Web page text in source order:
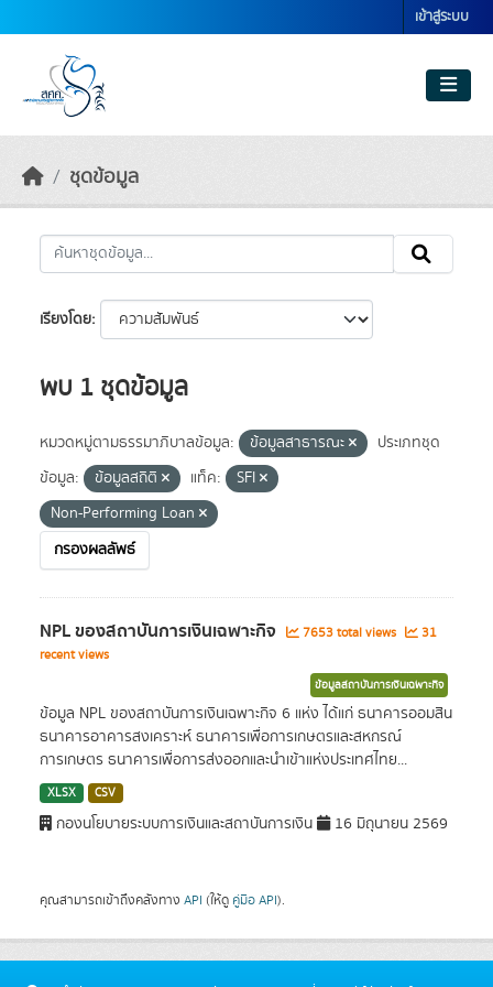
เข้าสู่ระบบ
ชุดข้อมูล
เรียงโดย
พบ 1 ชุดข้อมูล
หมวดหมู่ตามธรรมาภิบาลข้อมูล: ข้อมูลสาธารณะ
ประเภทชุด
ข้อมูล:
ข้อมูลสถิติ แท็ค:
SFI
Non-Performing Loan
กรองผลลัพธ์
NPL ของสถาบันการเงินเฉพาะกิจ 7653 total views
31
recent views
ข้อมูลสถาบันการเงินเฉพาะกิจ
ข้อมูล NPL ของสถาบันการเงินเฉพาะกิจ 6 แห่ง ได้แก่ ธนาคารออมสิน
ธนาคารอาคารสงเคราะห์ ธนาคารเพื่อการเกษตรและสหกรณ์
การเกษตร ธนาคารเพื่อการส่งออกและนำเข้าแห่งประเทศไทย...
XLSX CSV
กองนโยบายระบบการเงินและสถาบันการเงิน 16 มิถุนายน 2569
คุณสามารถเข้าถึงคลังทาง API (ให้ดู คู่มือ API).